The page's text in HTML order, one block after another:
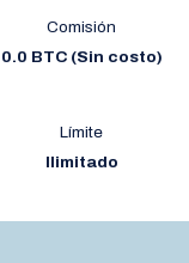
Comisión
0.0 BTC (Sin costo)
Límite
Ilimitado